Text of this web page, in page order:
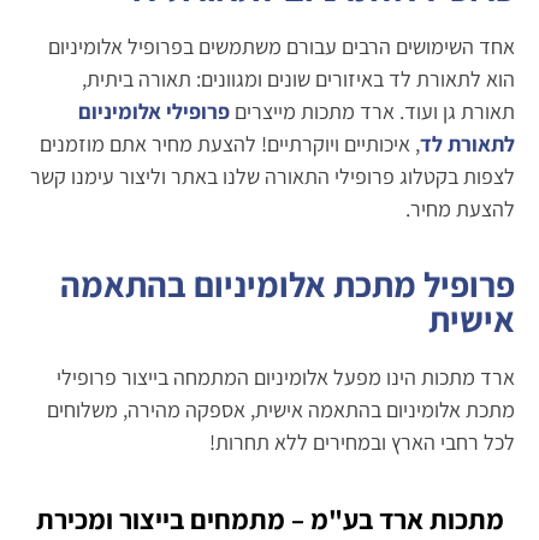
אחד השימושים הרבים עבורם משתמשים בפרופיל אלומיניום
הוא לתאורת לד באיזורים שונים ומגוונים: תאורה ביתית,
תאורת גן ועוד. ארד מתכות מייצרים פרופילי אלומיניום
לתאורת לד, איכותיים ויוקרתיים! להצעת מחיר אתם מוזמנים
לצפות בקטלוג פרופילי התאורה שלנו באתר וליצור עימנו קשר
להצעת מחיר.
פרופיל מתכת אלומיניום בהתאמה
אישית
ארד מתכות הינו מפעל אלומיניום המתמחה בייצור פרופילי
מתכת אלומיניום בהתאמה אישית, אספקה מהירה, משלוחים
לכל רחבי הארץ ובמחירים ללא תחרות!
מתכות ארד בע"מ – מתמחים בייצור ומכירת